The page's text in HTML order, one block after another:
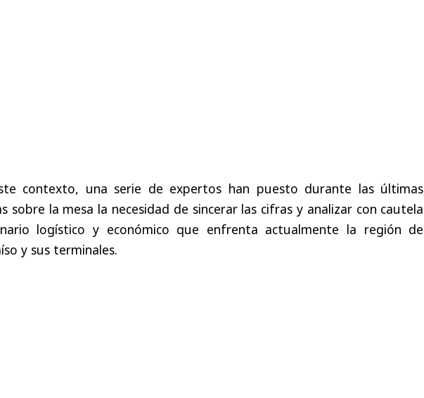
contexto, una serie de expertos han puesto durante las últimas
sobre la mesa la necesidad de sincerar las cifras y analizar con cautela
logístico y económico que enfrenta actualmente la región de
y sus terminales.